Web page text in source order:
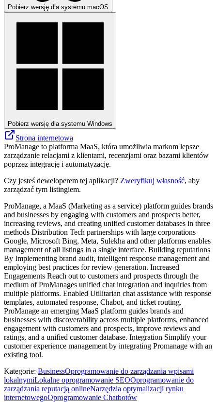
Pobierz wersję dla systemu macOS
Pobierz wersję dla systemu Windows
Strona internetowa
ProManage to platforma MaaS, która umożliwia markom lepsze
zarządzanie relacjami z klientami, recenzjami oraz bazami klientów
poprzez integrację i automatyzację.
Czy jesteś deweloperem tej aplikacji? Zweryfikuj własność, aby
zarządzać tym listingiem.
ProManage, a MaaS (Marketing as a service) platform guides brands
and businesses by engaging with customers and prospects better,
increasing reviews, and creating unified customer databases in three
methods Distribution Tech partnerships with large corporations
Google, Microsoft Bing, Meta, Sulekha and other platforms enables
management of all listings in a single interface. Building reputations
By Implementing brand audit, intelligent response management and
employing best practices for review generation. Increased
Engagements Reach out to customers and prospects through the
medium of ProManages unified chat integration and inquiries from
multiple platforms. Enabled Utilitarian chat assistance with response
templates, automated response, Chabot, and ticket routing.
ProManage an emerging MaaS platform guides brands and
businesses with discoverability across multiple platforms, enhanced
engagement with customers and prospects, improve reviews and
ratings, and a unified customer database. Integration Simplify your
customer experience management by integrating Promanage with an
existing tool.
Kategorie: BusinessOprogramowanie do zarządzania wpisami
lokalnymiLokalne oprogramowanie SEOOprogramowanie do
zarządzania reputacją onlineNarzędzia optymalizacji rynku
internetowegoOprogramowanie Chatbotów